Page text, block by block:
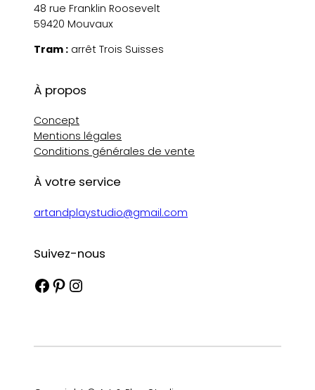
48 rue Franklin Roosevelt
59420 Mouvaux
Tram : arrêt Trois Suisses
À propos
Concept
Mentions légales
Conditions générales de vente
À votre service
artandplaystudio@gmail.com
Suivez-nous
Facebook Pinterest Instagram